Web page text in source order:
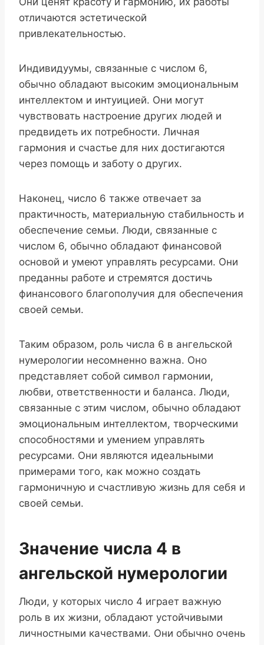
отличаются эстетической
привлекательностью.
Индивидуумы, связанные с числом 6,
обычно обладают высоким эмоциональным
интеллектом и интуицией. Они могут
чувствовать настроение других людей и
предвидеть их потребности. Личная
гармония и счастье для них достигаются
через помощь и заботу о других.
Наконец, число 6 также отвечает за
практичность, материальную стабильность и
обеспечение семьи. Люди, связанные с
числом 6, обычно обладают финансовой
основой и умеют управлять ресурсами. Они
преданны работе и стремятся достичь
финансового благополучия для обеспечения
своей семьи.
Таким образом, роль числа 6 в ангельской
нумерологии несомненно важна. Оно
представляет собой символ гармонии,
любви, ответственности и баланса. Люди,
связанные с этим числом, обычно обладают
эмоциональным интеллектом, творческими
способностями и умением управлять
ресурсами. Они являются идеальными
примерами того, как можно создать
гармоничную и счастливую жизнь для себя и
своей семьи.
Значение числа 4 в
ангельской нумерологии
Люди, у которых число 4 играет важную
роль в их жизни, обладают устойчивыми
личностными качествами. Они обычно очень